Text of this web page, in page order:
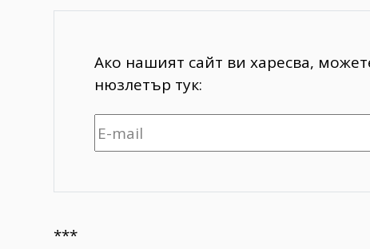
Ако нашият сайт ви харесва,
нюзлетър тук:
***